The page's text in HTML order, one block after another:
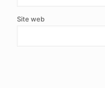
Site web